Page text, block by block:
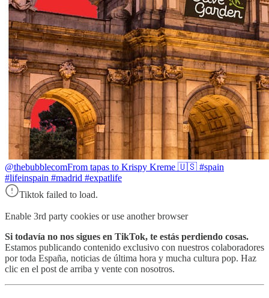
@thebubblecomFrom tapas to Krispy Kreme 🇺🇸 #spain
#lifeinspain #madrid #expatlife
Tiktok failed to load.
Enable 3rd party cookies or use another browser
Si todavía no nos sigues en TikTok, te estás perdiendo cosas.
Estamos publicando contenido exclusivo con nuestros colaboradores
por toda España, noticias de última hora y mucha cultura pop. Haz
clic en el post de arriba y vente con nosotros.